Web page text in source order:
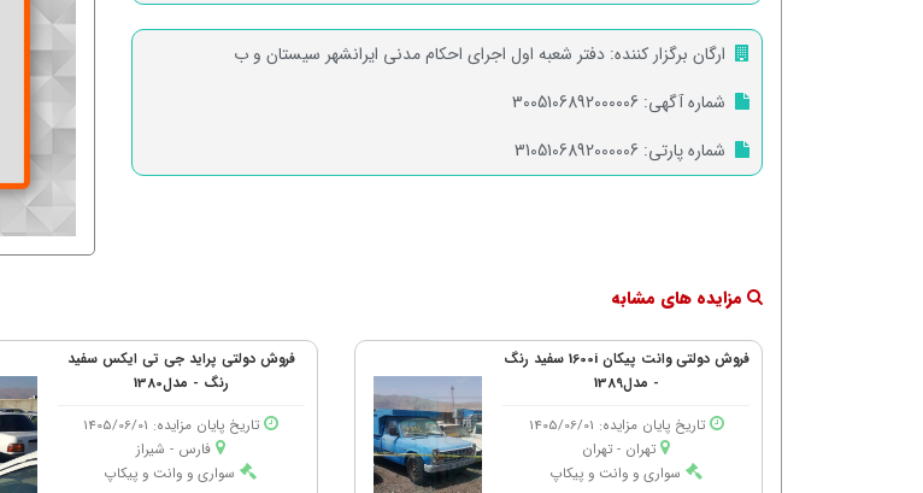
ارگان برگزار کننده: دفتر شعبه اول اجرای احکام مدنی ایرانشهر سیستان و ب
شماره آگهی: 3005106892000006
شماره پارتی: 3105106892000006
مزایده های مشابه
فروش دولتی وانت پیکان 1600i سفید رنگ
- مدل1389
تاریخ پایان مزایده: 1405/06/01
تهران - تهران
سواری و وانت و پیکاپ
فروش دولتی پراید جی تی ایکس سفید
رنگ - مدل1380
تاریخ پایان مزایده: 1405/06/01
فارس - شیراز
سواری و وانت و پیکاپ